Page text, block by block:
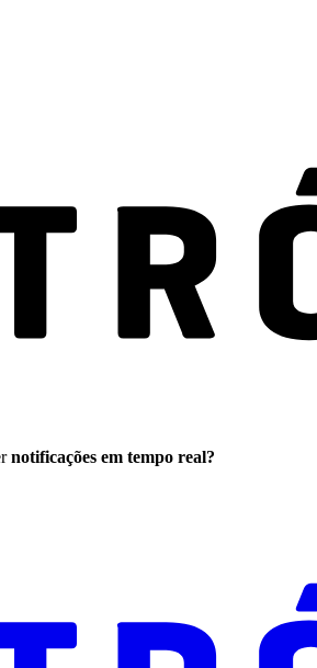
notificações em tempo real?